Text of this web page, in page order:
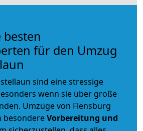
für den Umzug
sind eine stressige
wenn sie über große
Umzüge von Flensburg
besondereVorbereitung und